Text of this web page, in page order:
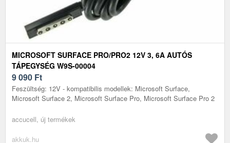
MICROSOFT SURFACE PRO/PRO2 12V 3, 6A AUTÓS
TÁPEGYSÉG W9S-00004
9 090 Ft
Feszültség: 12V - kompatibilis modellek: Microsoft Surface,
Microsoft Surface 2, Microsoft Surface Pro, Microsoft Surface Pro 2
accucell, új termékek
akkuk.hu